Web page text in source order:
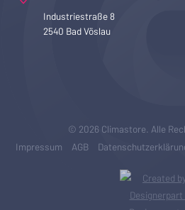
Industriestraße 8
2540 Bad Vöslau
© 2026 Climastore. Alle
Impressum
AGB